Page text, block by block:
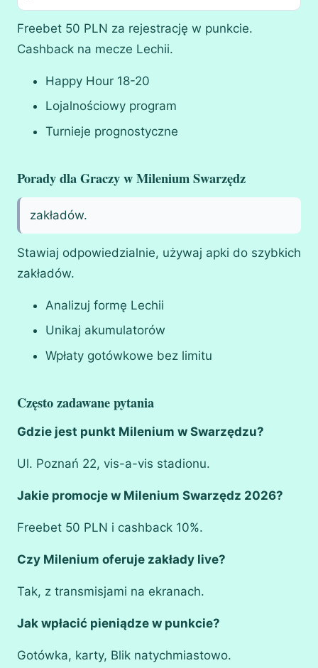
Freebet 50 PLN za rejestrację w punkcie.
Cashback na mecze Lechii.
Happy Hour 18-20
Lojalnościowy program
Turnieje prognostyczne
Porady dla Graczy w Milenium Swarzędz
zakładów.
Stawiaj odpowiedzialnie, używaj apki do szybkich
zakładów.
Analizuj formę Lechii
Unikaj akumulatorów
Wpłaty gotówkowe bez limitu
Często zadawane pytania
Gdzie jest punkt Milenium w Swarzędzu?
Ul. Poznań 22, vis-a-vis stadionu.
Jakie promocje w Milenium Swarzędz 2026?
Freebet 50 PLN i cashback 10%.
Czy Milenium oferuje zakłady live?
Tak, z transmisjami na ekranach.
Jak wpłacić pieniądze w punkcie?
Gotówka, karty, Blik natychmiastowo.